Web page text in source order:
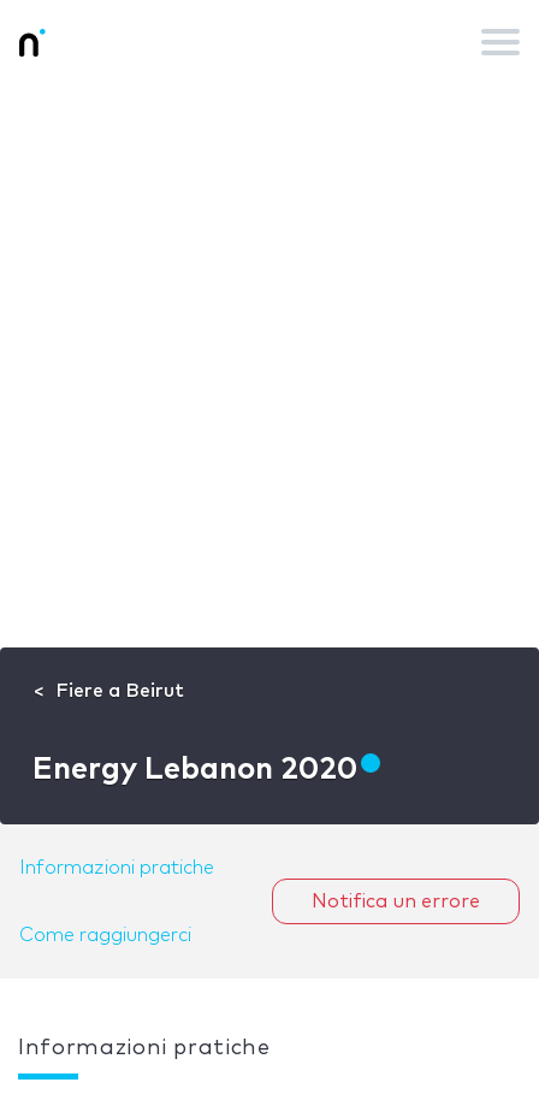
Fiere a Beirut
Energy Lebanon 2020
Informazioni pratiche
Come raggiungerci
Notifica un errore
Informazioni pratiche